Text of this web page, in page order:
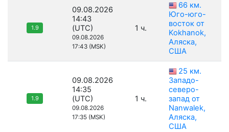
1.9
09.08.2026
14:43
(UTC)
09.08.2026
17:43 (MSK)
1 ч.
66 км.
Юго-юго-
восток от
Kokhanok,
Аляска,
США
1.9
09.08.2026
14:35
(UTC)
09.08.2026
17:35 (MSK)
1 ч.
25 км.
Западо-
северо-
запад от
Nanwalek,
Аляска,
США